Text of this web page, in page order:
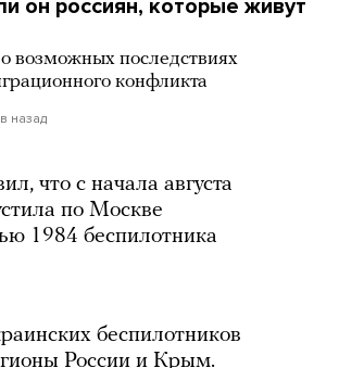
он россиян, которые живут
возможных последствиях
конфликта
назад
что с начала августа
по Москве
1984 беспилотника
беспилотников
России и Крым.